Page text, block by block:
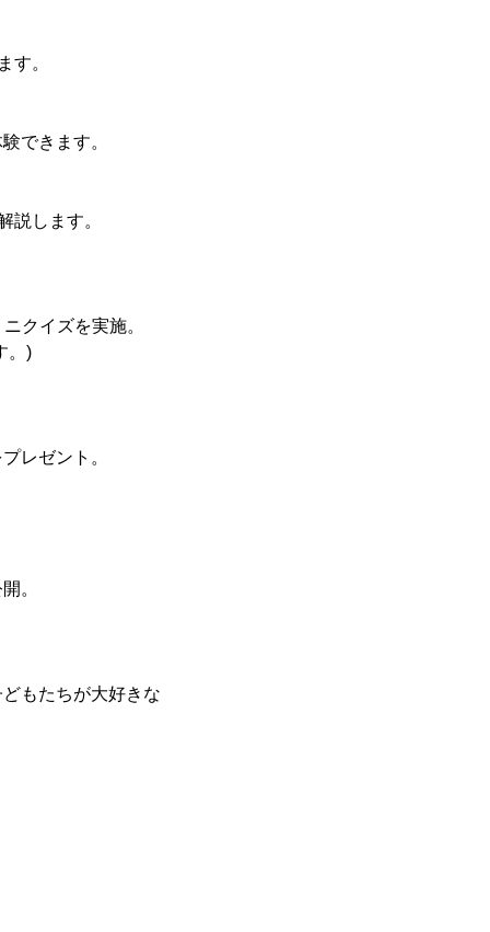
す。
できます。
説します。
クイズを実施。
。)
レゼント。
。
もたちが大好きな